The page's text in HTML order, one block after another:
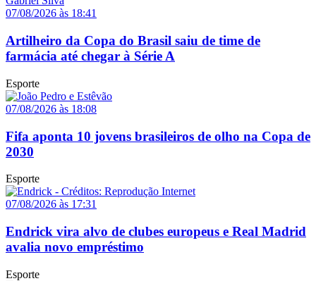
07/08/2026 às 18:41
Artilheiro da Copa do Brasil saiu de time de
farmácia até chegar à Série A
Esporte
07/08/2026 às 18:08
Fifa aponta 10 jovens brasileiros de olho na Copa de
2030
Esporte
07/08/2026 às 17:31
Endrick vira alvo de clubes europeus e Real Madrid
avalia novo empréstimo
Esporte